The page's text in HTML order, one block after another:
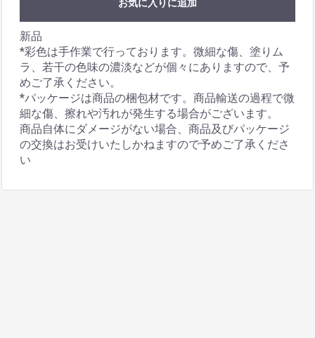
お気に入りに追加
新品
*彩色は手作業で行っております。微細な傷、塗りム
ラ、若干の色味の濃淡などが個々にありますので、予
めご了承ください。
*パッケージは商品の梱包材です。商品輸送の過程で微
細な傷、擦れや汚れが発生する場合がございます。
商品自体にダメージがない場合、商品及びパッケージ
の交換はお受けいたしかねますので予めご了承くださ
い